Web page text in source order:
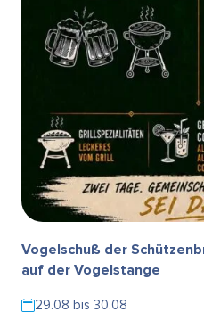
Vogelschuß der
auf der Vogelstange
29.08 bis 30.08